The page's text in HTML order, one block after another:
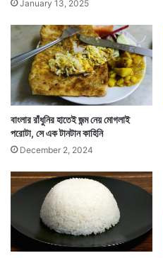
January 13, 2025
বাংলার রাঁধুনির হাতেই জন্ম নেয় মোগলাই
পরোটা, সে এক টানটান কাহিনি
December 2, 2024